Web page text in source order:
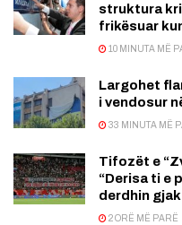
struktura
frikësuar
10 MINUTA MË
Largohet
i vendosur
33 MINUTA MË
Tifozët e
“Derisa ti e
derdhin
2 ORË MË PARË